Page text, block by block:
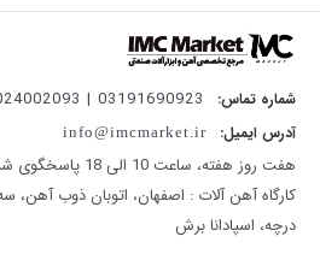
کلید و بلبرینگ‌های
دارای سیستمتعویض آسان ذغال موتور
مجهز به
محافظ ایمنی دیسک
طراحی ارگونومیک مناسب استفاده در
مناسب برایبرش، سایش و پرداخت
طراحی‌شده برای استفاده‌های حرفه‌ای و
شماره تماس: 03191690923 | 09024002093
آدرس ایمیل: info@imcmarket.ir
هفت روز هفته، ساعت
کارگاه آهن آلات : اصفهان، اتوبان ذوب آهن،
درچه، اسپادانا برش